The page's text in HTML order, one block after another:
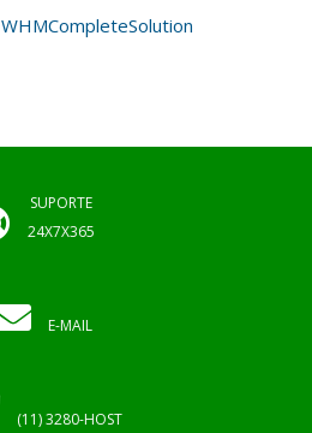
WHMCompleteSolution
SUPORTE
24X7X365
E-MAIL
(11) 3280-HOST